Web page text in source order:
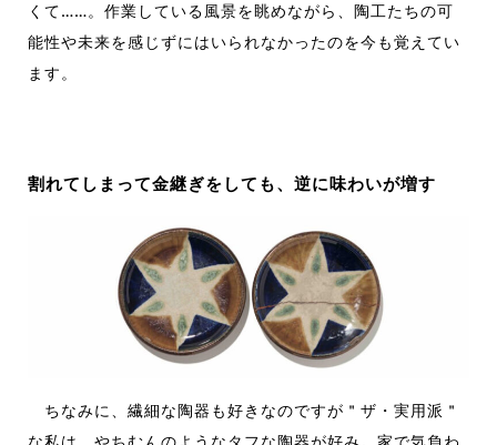
くて……。作業している風景を眺めながら、陶工たちの可
能性や未来を感じずにはいられなかったのを今も覚えてい
ます。
割れてしまって金継ぎをしても、逆に味わいが増す
ちなみに、繊細な陶器も好きなのですが＂ザ・実用派＂
な私は、やちむんのようなタフな陶器が好み。家で気負わ